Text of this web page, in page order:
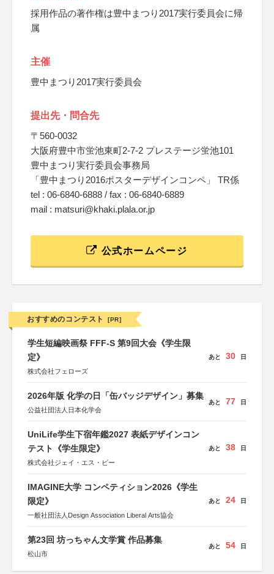
採用作品の著作権は豊中まつり2017実行委員会に帰
属
主催
豊中まつり2017実行委員会
提出先・問合先
〒560-0032
大阪府豊中市蛍池東町2-7-2 プレステージ蛍池101
豊中まつり実行委員会事務局
「豊中まつり2016ポスターデザインコンペ」 TR係
tel : 06-6840-6888 / fax : 06-6840-6889
mail : matsuri@khaki.plala.or.jp
公式ホームページ
おすすめのコンテスト [PR]
学生短編映画祭 FFF-S 第9回大会《学生限
定》
株式会社フェローズ
あと 30 日
2026年版 化学の日「缶バッジデザイン」募集
公益社団法人日本化学会
あと 77 日
UniLife学生下宿年鑑2027 表紙デザインコン
テスト《学生限定》
株式会社ジェイ・エス・ビー
あと 38 日
IMAGINE大学 コンペティション2026《学生
限定》
一般社団法人Design Association Liberal Arts協会
あと 24 日
第23回 坊っちゃん文学賞 作品募集
松山市
あと 54 日